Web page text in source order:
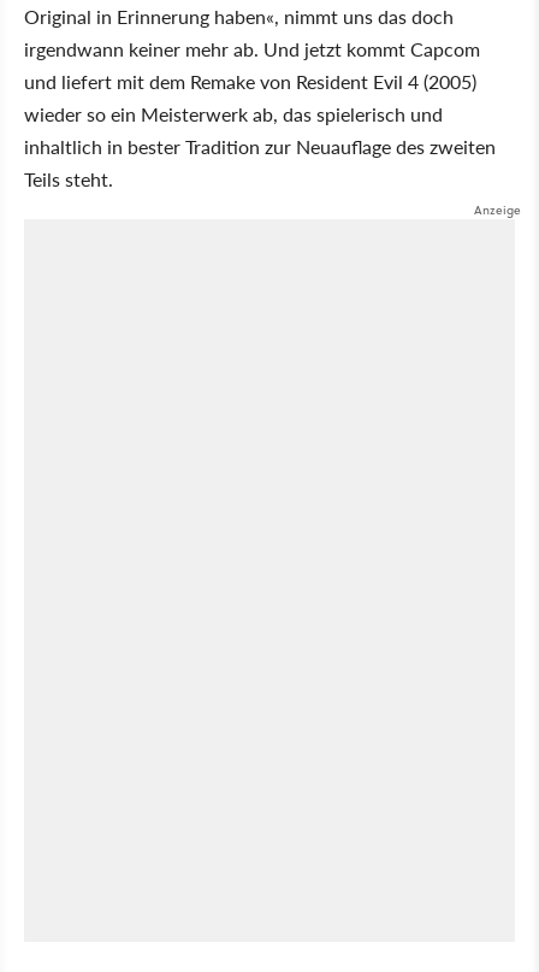
Original in Erinnerung haben«, nimmt uns das doch
irgendwann keiner mehr ab. Und jetzt kommt Capcom
und liefert mit dem Remake von Resident Evil 4 (2005)
wieder so ein Meisterwerk ab, das spielerisch und
inhaltlich in bester Tradition zur Neuauflage des zweiten
Teils steht.